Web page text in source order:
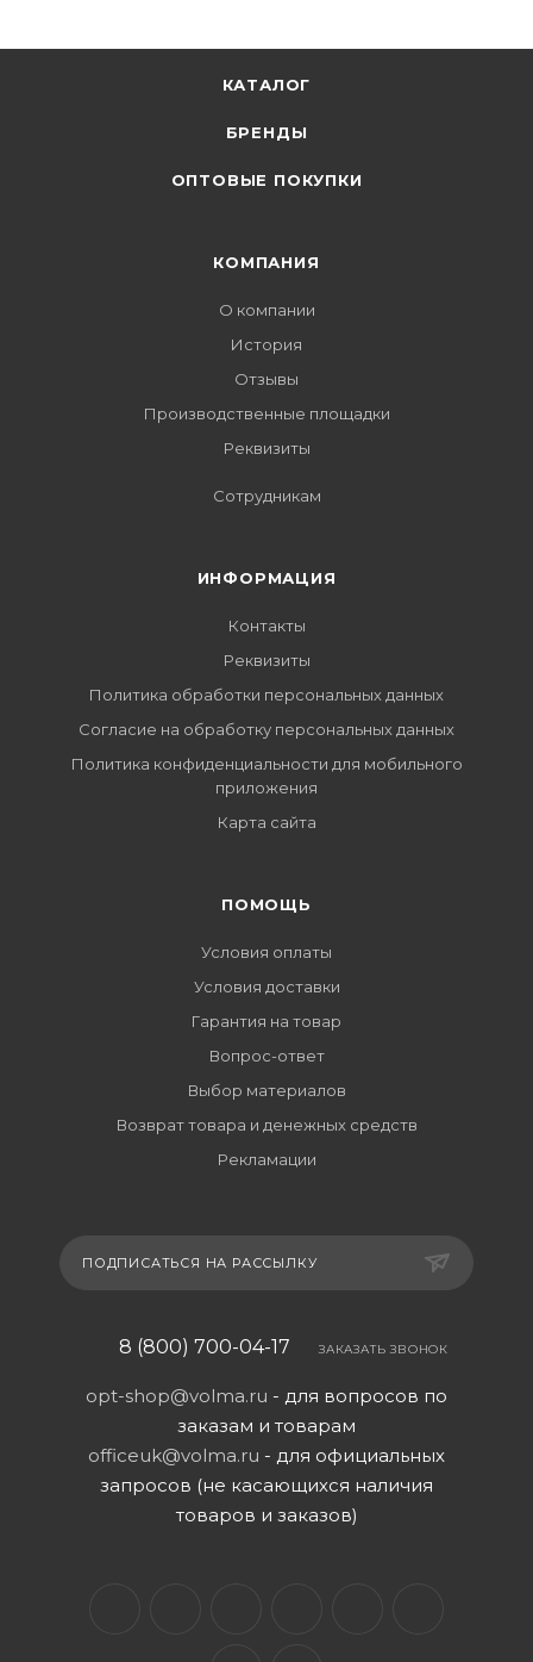
КАТАЛОГ
БРЕНДЫ
ОПТОВЫЕ ПОКУПКИ
КОМПАНИЯ
О компании
История
Отзывы
Производственные площадки
Реквизиты
Сотрудникам
ИНФОРМАЦИЯ
Контакты
Реквизиты
Политика обработки персональных данных
Согласие на обработку персональных данных
Политика конфиденциальности для мобильного
приложения
Карта сайта
ПОМОЩЬ
Условия оплаты
Условия доставки
Гарантия на товар
Вопрос-ответ
Выбор материалов
Возврат товара и денежных средств
Рекламации
ПОДПИСАТЬСЯ НА РАССЫЛКУ
8 (800) 700-04-17 ЗАКАЗАТЬ ЗВОНОК
opt-shop@volma.ru - для вопросов по
заказам и товарам
officeuk@volma.ru - для официальных
запросов (не касающихся наличия
товаров и заказов)